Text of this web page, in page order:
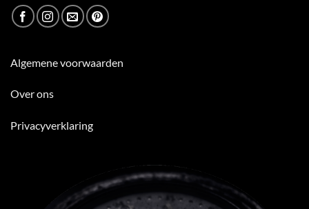
Algemene voorwaarden
Over ons
Privacyverklaring